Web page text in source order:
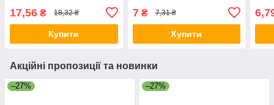
17,56 ₴ 18,32 ₴
Купити
7₴ 7,31 ₴
Купити
Акційні пропозиції та новинки
–27% –27%